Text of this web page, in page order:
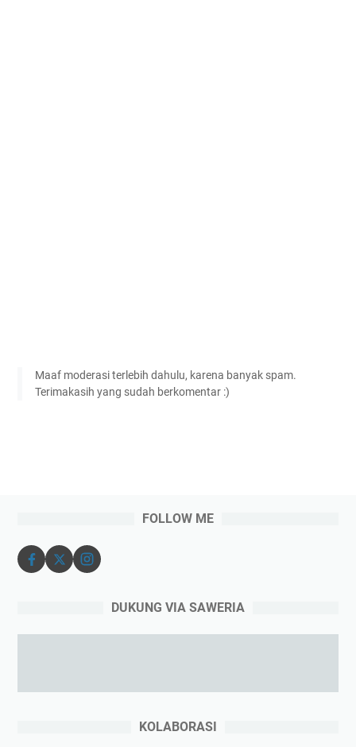
Maaf moderasi terlebih dahulu, karena banyak spam.
Terimakasih yang sudah berkomentar :)
FOLLOW ME
DUKUNG VIA SAWERIA
KOLABORASI